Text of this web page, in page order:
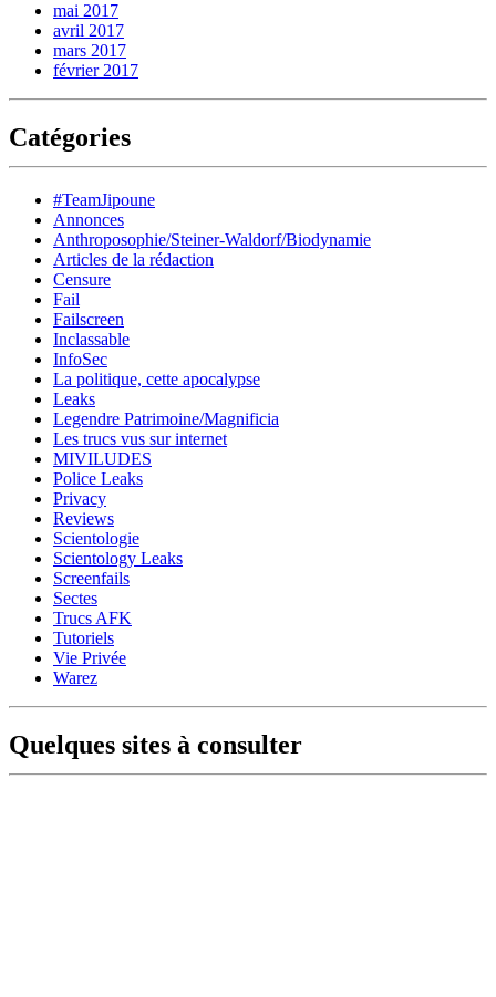
mai 2017
avril 2017
mars 2017
février 2017
Catégories
#TeamJipoune
Annonces
Anthroposophie/Steiner-Waldorf/Biodynamie
Articles de la rédaction
Censure
Fail
Failscreen
Inclassable
InfoSec
La politique, cette apocalypse
Leaks
Legendre Patrimoine/Magnificia
Les trucs vus sur internet
MIVILUDES
Police Leaks
Privacy
Reviews
Scientologie
Scientology Leaks
Screenfails
Sectes
Trucs AFK
Tutoriels
Vie Privée
Warez
Quelques sites à consulter